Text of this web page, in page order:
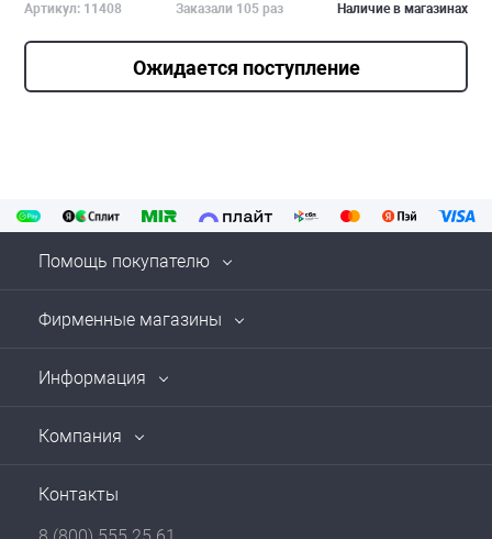
Артикул: 11408 Заказали 105 раз Наличие в магазинах
Ожидается поступление
Помощь покупателю
Фирменные магазины
Информация
Компания
Контакты